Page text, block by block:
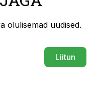
olulisemad uudised.
Liitun